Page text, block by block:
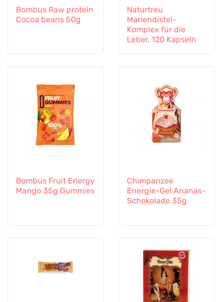
Bombus Raw protein
Cocoa beans 50g
Naturtreu
Mariendistel-
Komplex für die
Leber, 120 Kapseln
Bombus Fruit Energy
Mango 35g Gummies
Chimpanzee
Energie-Gel Ananas-
Schokolade 35g